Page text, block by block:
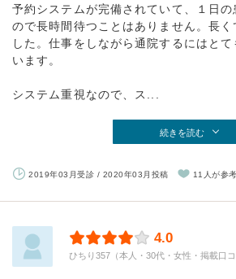
予約システムが完備されていて、１日の
ので長時間待つことはありません。長
した。仕事をしながら通院するにはと
います。
システム重視なので、ス...
続きを読む
2019年03月受診 / 2020年03月投稿 11人が参
4.0
ひちり357（本人・30代・女性・掲載口コ